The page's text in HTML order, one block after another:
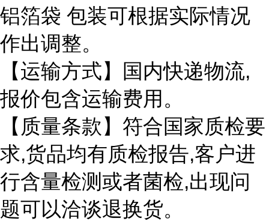
铝箔袋 包装可根据实际情况
作出调整。
【运输方式】国内快递物流,
报价包含运输费用。
【质量条款】符合国家质检要
求,货品均有质检报告,客户进
行含量检测或者菌检,出现问
题可以洽谈退换货。